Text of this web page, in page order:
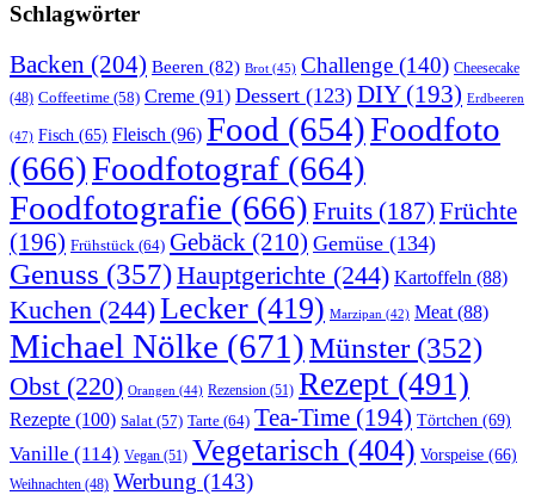
Schlagwörter
Backen (204) Beeren (82) Brot (45) Challenge (140) Cheesecake
(48) Coffeetime (58) Creme (91) Dessert (123) DIY(193) Erdbeeren
(47) Fisch (65) Fleisch (96) Food (654)Foodfoto
(666)Foodfotograf (664)
Foodfotografie (666) Fruits (187) Früchte
(196) Frühstück (64) Gebäck (210) Gemüse (134)
Genuss (357)Hauptgerichte (244) Kartoffeln (88)
Kuchen (244)Lecker (419) Marzipan (42) Meat (88)
Michael Nölke (671)Münster(352)
Obst (220) Orangen (44) Rezension (51) Rezept (491)
Rezepte (100) Salat (57) Tarte (64) Tea-Time (194) Törtchen (69)
Vanille (114) Vegan (51) Vegetarisch (404) Vorspeise (66)
Weihnachten (48) Werbung (143)